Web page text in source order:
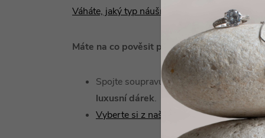
Váháte, jaký typ náušnice zvolit?
Máte na co pověsit přívěsek?
Spojte soupravu s ideálním řetízkem a
luxusní dárek.
Vyberte si z naší široké nabídky řetízků